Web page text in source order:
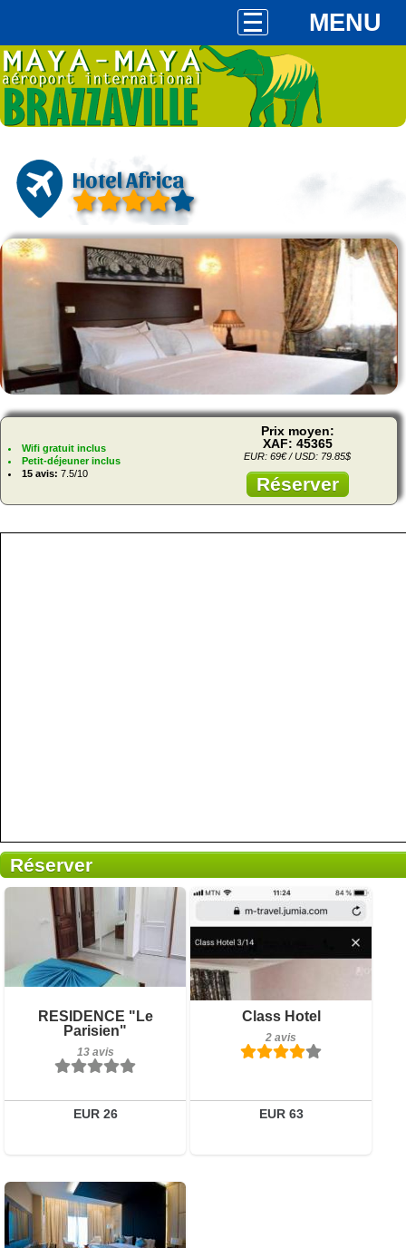
MENU
Hotel Africa
Wifi gratuit inclus
Petit-déjeuner inclus
15 avis: 7.5/10
Prix moyen:
XAF: 45365
EUR: 69€ / USD: 79.85$
Réserver
Réserver
RESIDENCE "Le
Parisien"
13 avis
EUR 26
13 avis
Détails
Réserver
Class Hotel
2 avis
EUR 63
Petit-déjeuner inclus
2 avis
Réserver